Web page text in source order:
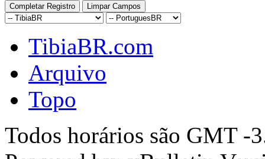
TibiaBR.com
Arquivo
Topo
Todos horários são GMT -